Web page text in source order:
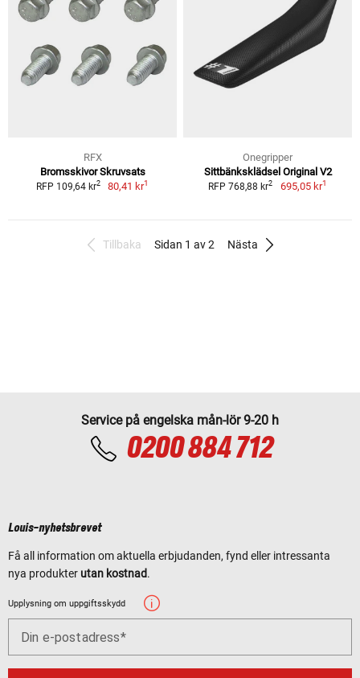
RFX
Bromsskivor Skruvsats
RFP 109,64 kr2 80,41 kr1
Onegripper
Sittbänksklädsel Original V2
RFP 768,88 kr2 695,05 kr1
Tillbaka Sidan 1 av 2 Nästa
Service på engelska mån-lör 9-20 h
0200 884 712
Louis-nyhetsbrevet
Få all information om aktuella erbjudanden, fynd eller intressanta
nya produkter utan kostnad.
Upplysning om uppgiftsskydd
Din e-postadress